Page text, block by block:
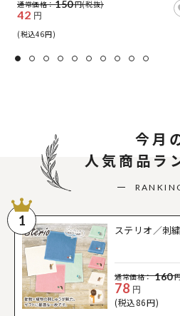
通常価格：150円(税抜)
42 円
(税込46円)
今月
人気商品ラ
1
ステリオ／刺
通常価格： 160
78 円
(税込86円)